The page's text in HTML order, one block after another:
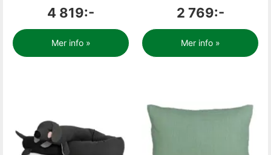
4 819:-
Mer info »
2 769:-
Mer info »